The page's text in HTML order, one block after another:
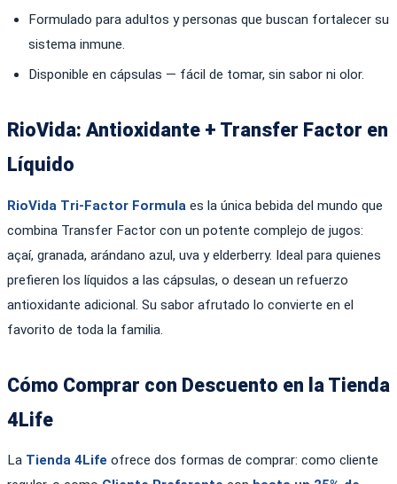
Formulado para adultos y personas que buscan fortalecer su
sistema inmune.
Disponible en cápsulas — fácil de tomar, sin sabor ni olor.
RioVida: Antioxidante + Transfer Factor en
Líquido
RioVida Tri-Factor Formula es la única bebida del mundo que
combina Transfer Factor con un potente complejo de jugos:
açaí, granada, arándano azul, uva y elderberry. Ideal para quienes
prefieren los líquidos a las cápsulas, o desean un refuerzo
antioxidante adicional. Su sabor afrutado lo convierte en el
favorito de toda la familia.
Cómo Comprar con Descuento en la Tienda
4Life
La Tienda 4Life ofrece dos formas de comprar: como cliente